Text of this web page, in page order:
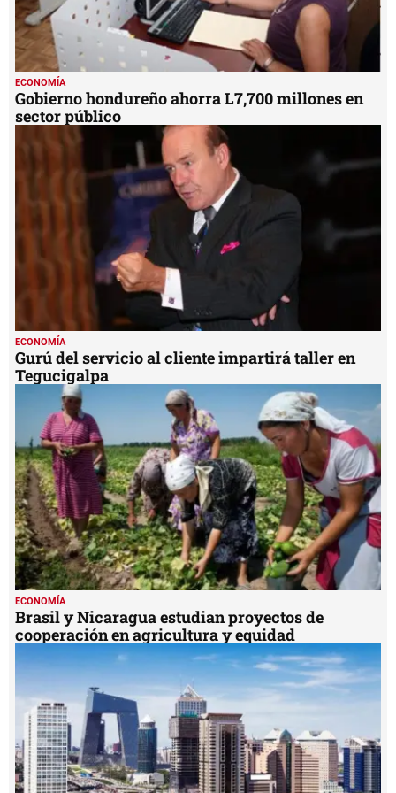
ECONOMÍA
Gobierno hondureño ahorra L7,700 millones en
sector público
ECONOMÍA
Gurú del servicio al cliente impartirá taller en
Tegucigalpa
ECONOMÍA
Brasil y Nicaragua estudian proyectos de
cooperación en agricultura y equidad